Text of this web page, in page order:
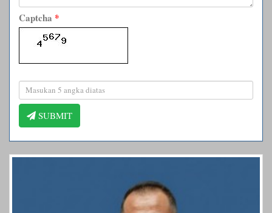
Captcha *
SUBMIT